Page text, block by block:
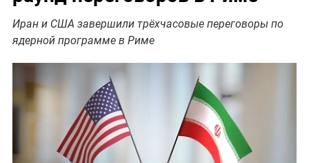
Иран и США завершили трёхчасовые переговоры по
ядерной программе в Риме